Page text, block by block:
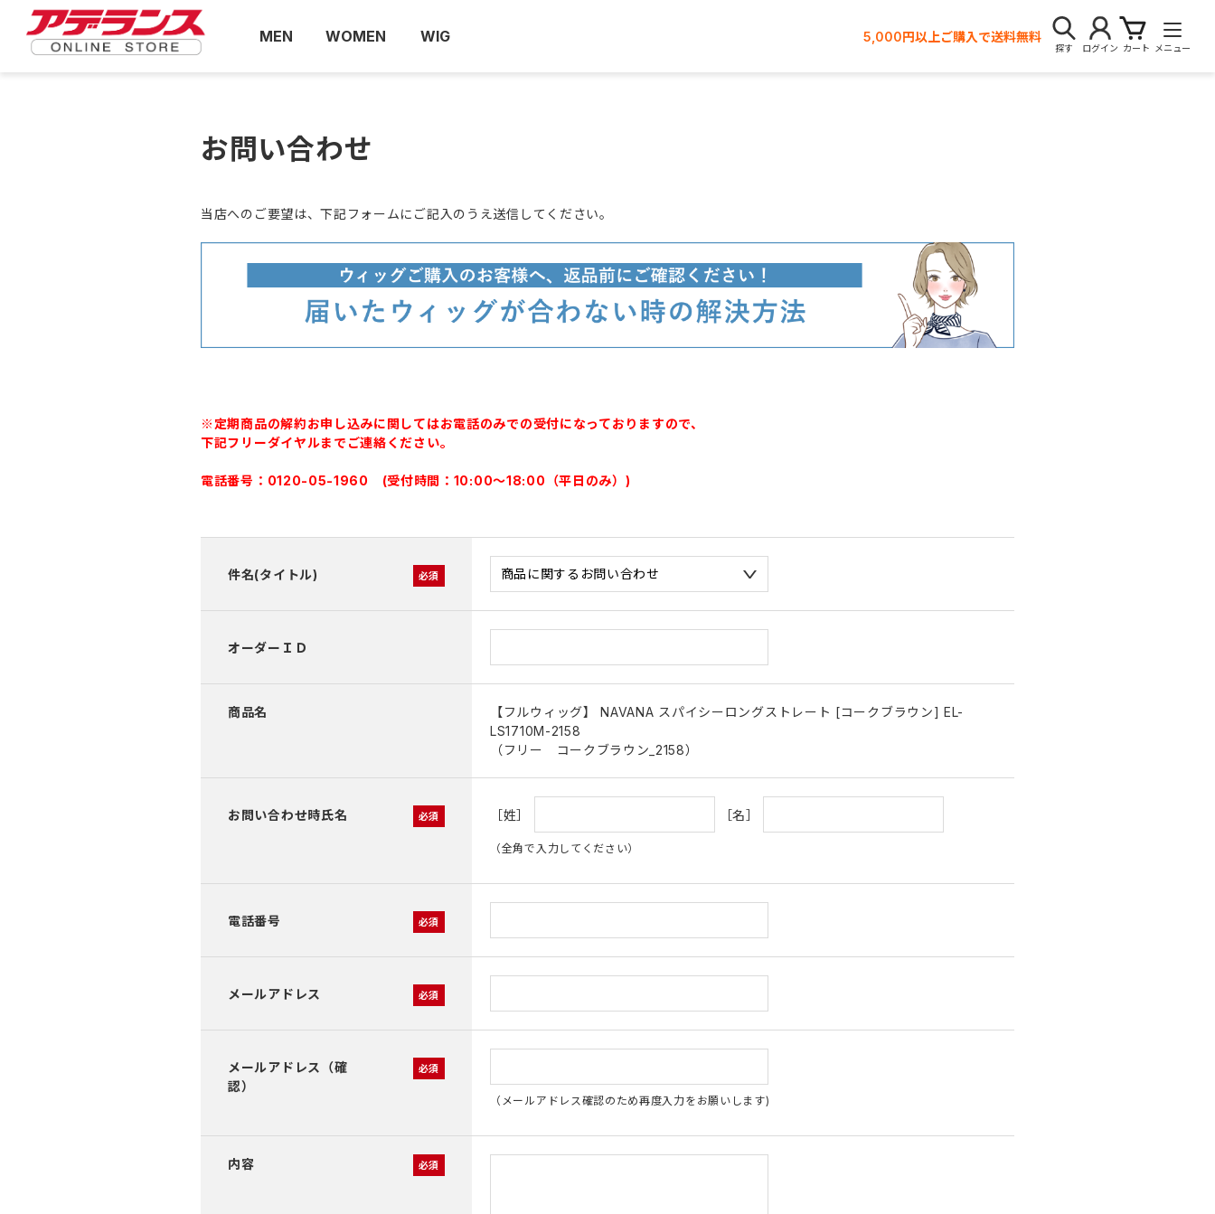
MEN WOMEN WIG 5,000円以上ご購入で送料無料
探す ログイン カート メニュー
お問い合わせ
当店へのご要望は、下記フォームにご記入のうえ送信してください。
※定期商品の解約お申し込みに関してはお電話のみでの受付になっておりますので、
下記フリーダイヤルまでご連絡ください。
電話番号：0120-05-1960 (受付時間：10:00～18:00（平日のみ）)
件名(タイトル)
オーダーＩＤ
商品名
【フルウィッグ】 NAVANA スパイシーロングストレート [コークブラウン] EL-
LS1710M-2158
（フリー コークブラウン_2158）
お問い合わせ時氏名 ［姓］ ［名］
（全角で入力してください）
電話番号
メールアドレス
メールアドレス（確
認）
（メールアドレス確認のため再度入力をお願いします)
内容